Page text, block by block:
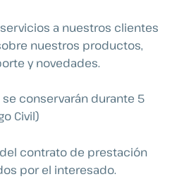
a nuestros clientes
nuestros productos,
y novedades.
conservarán durante 5
Civil)
contrato de prestación
por el interesado.